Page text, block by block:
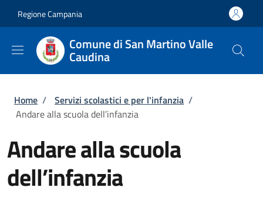
Regione Campania
Comune di San Martino Valle
Caudina
Briciole di pane
Home / Servizi scolastici e per l'infanzia /
Andare alla scuola dell’infanzia
Andare alla scuola
dell’infanzia